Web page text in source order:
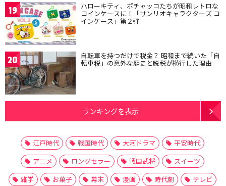
19 ハローキティ、ポチャッコたちが昭和レトロな
コインケースに！「サンリオキャラクターズ コ
インケース」第２弾
20 自転車を持つだけで税金？ 昭和まで続いた「自
転車税」の意外な歴史と脱税が横行した理由
ランキングを表示
江戸時代 戦国時代 大河ドラマ
平安時代
アニメ
ロングセラー 戦国武将
スイーツ
雑学
お菓子 幕末 漫画 時代劇
テレビ